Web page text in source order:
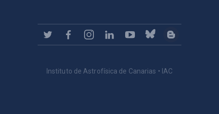
Instituto de Astrofísica de Canarias • IAC